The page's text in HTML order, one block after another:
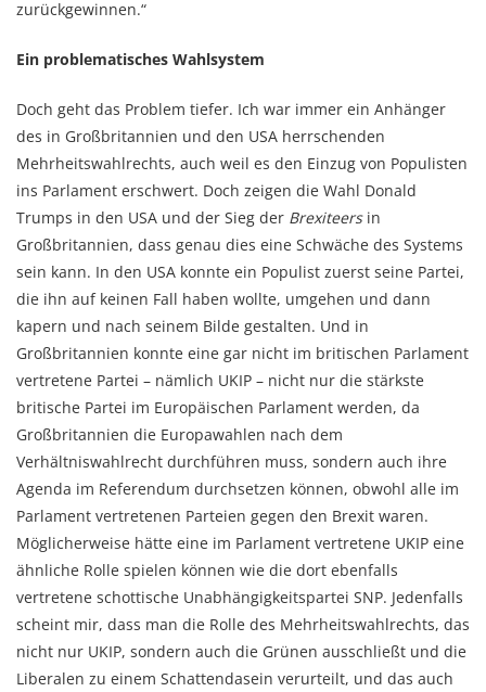
zurückgewinnen.“
Ein problematisches Wahlsystem
Doch geht das Problem tiefer. Ich war immer ein Anhänger
des in Großbritannien und den USA herrschenden
Mehrheitswahlrechts, auch weil es den Einzug von Populisten
ins Parlament erschwert. Doch zeigen die Wahl Donald
Trumps in den USA und der Sieg der Brexiteers in
Großbritannien, dass genau dies eine Schwäche des Systems
sein kann. In den USA konnte ein Populist zuerst seine Partei,
die ihn auf keinen Fall haben wollte, umgehen und dann
kapern und nach seinem Bilde gestalten. Und in
Großbritannien konnte eine gar nicht im britischen Parlament
vertretene Partei – nämlich UKIP – nicht nur die stärkste
britische Partei im Europäischen Parlament werden, da
Großbritannien die Europawahlen nach dem
Verhältniswahlrecht durchführen muss, sondern auch ihre
Agenda im Referendum durchsetzen können, obwohl alle im
Parlament vertretenen Parteien gegen den Brexit waren.
Möglicherweise hätte eine im Parlament vertretene UKIP eine
ähnliche Rolle spielen können wie die dort ebenfalls
vertretene schottische Unabhängigkeitspartei SNP. Jedenfalls
scheint mir, dass man die Rolle des Mehrheitswahlrechts, das
nicht nur UKIP, sondern auch die Grünen ausschließt und die
Liberalen zu einem Schattendasein verurteilt, und das auch